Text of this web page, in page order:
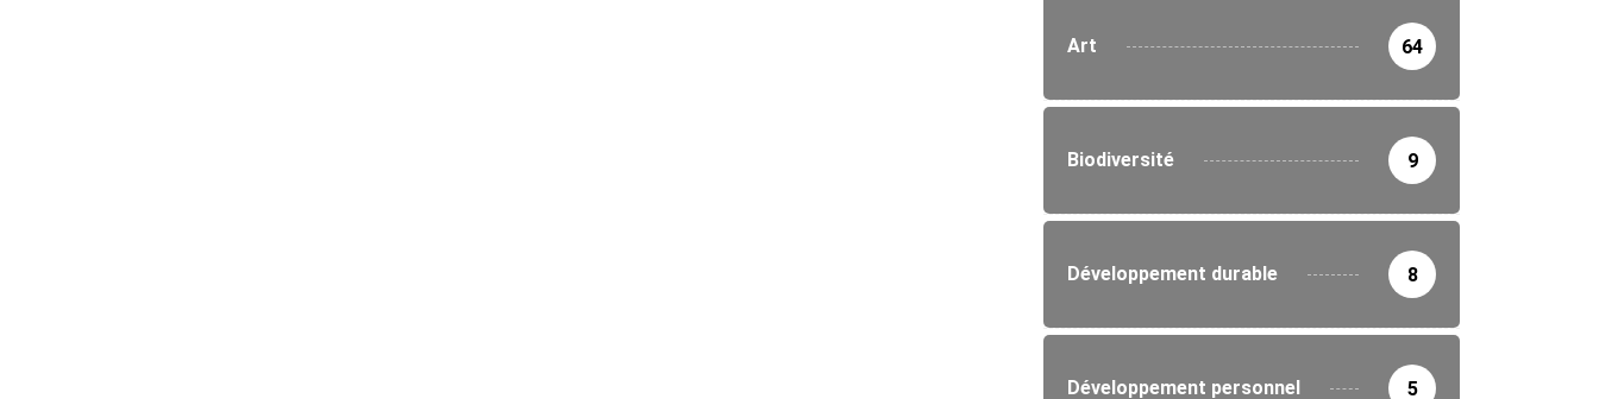
Art 64
Biodiversité 9
Développement durable 8
Développement personnel 5